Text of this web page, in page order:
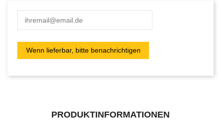
PRODUKTINFORMATIONEN